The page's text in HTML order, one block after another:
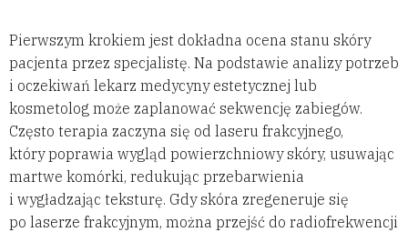
Pierwszym krokiem jest dokładna ocena stanu skóry
pacjenta przez specjalistę. Na podstawie analizy potrzeb
i oczekiwań lekarz medycyny estetycznej lub
kosmetolog może zaplanować sekwencję zabiegów.
Często terapia zaczyna się od laseru frakcyjnego,
który poprawia wygląd powierzchniowy skóry, usuwając
martwe komórki, redukując przebarwienia
i wygładzając teksturę. Gdy skóra zregeneruje się
po laserze frakcyjnym, można przejść do radiofrekwencji